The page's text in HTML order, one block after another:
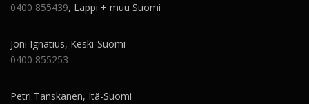
0400 855439, Lappi + muu Suomi
Joni Ignatius, Keski-Suomi
0400 855253
Petri Tanskanen, Itä-Suomi